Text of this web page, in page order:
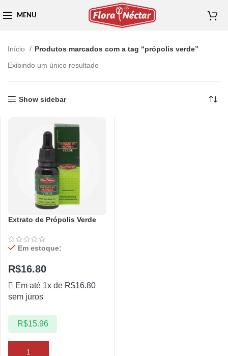
MENU
Início
Produtos marcados com a tag “própolis verde”
Exibindo um único resultado
Show sidebar
Extrato de Própolis Verde
Em estoque:
R$16.80
Em até 1x de R$16.80
sem juros
R$15.96